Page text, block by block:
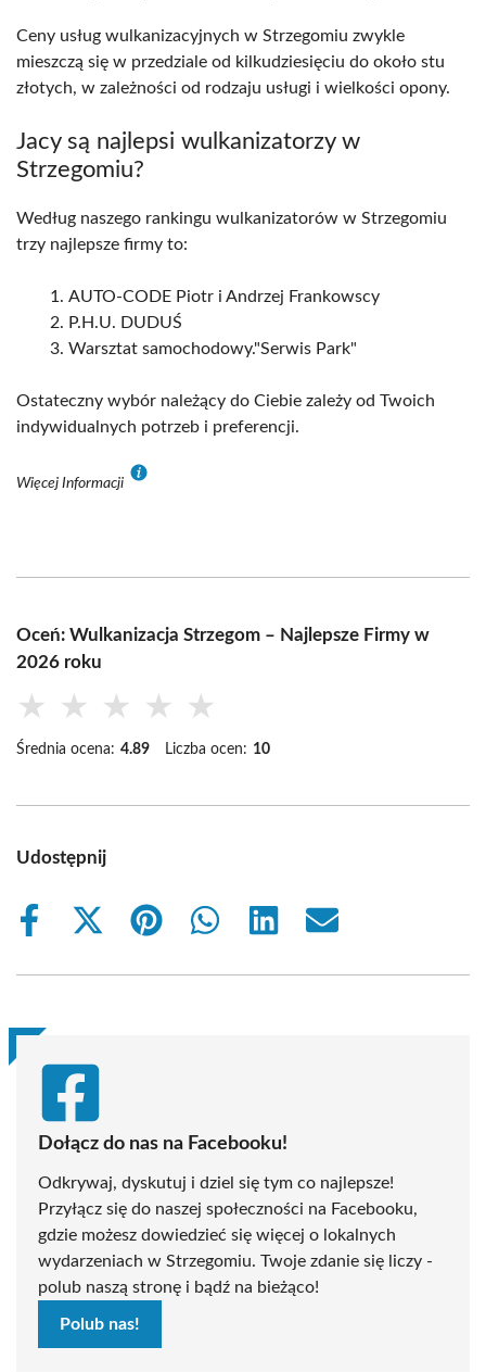
Ceny usług wulkanizacyjnych w Strzegomiu zwykle
mieszczą się w przedziale od kilkudziesięciu do około stu
złotych, w zależności od rodzaju usługi i wielkości opony.
Jacy są najlepsi wulkanizatorzy w
Strzegomiu?
Według naszego rankingu wulkanizatorów w Strzegomiu
trzy najlepsze firmy to:
AUTO-CODE Piotr i Andrzej Frankowscy
P.H.U. DUDUŚ
Warsztat samochodowy."Serwis Park"
Ostateczny wybór należący do Ciebie zależy od Twoich
indywidualnych potrzeb i preferencji.
Więcej Informacji
Oceń: Wulkanizacja Strzegom – Najlepsze Firmy w
2026 roku
★ ★ ★ ★ ★
Średnia ocena: 4.89 Liczba ocen: 10
Udostępnij
Share
Share
(Twitter)
Share
Share
Share
Share
Dołącz do nas na Facebooku!
Odkrywaj, dyskutuj i dziel się tym co najlepsze!
Przyłącz się do naszej społeczności na Facebooku,
gdzie możesz dowiedzieć się więcej o lokalnych
wydarzeniach w Strzegomiu. Twoje zdanie się liczy -
polub naszą stronę i bądź na bieżąco!
Polub nas!